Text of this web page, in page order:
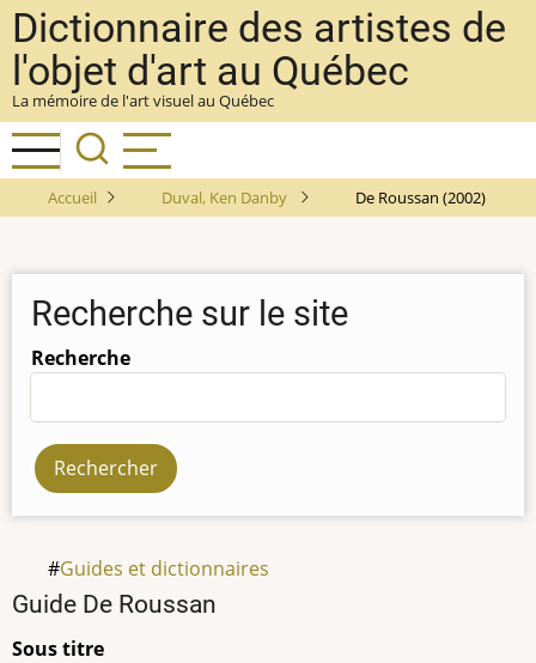
Aller
au
contenu
principal
Dictionnaire des artistes de
l'objet d'art au Québec
La mémoire de l'art visuel au Québec
Accueil Duval, Ken Danby De Roussan (2002)
Recherche sur le site
Recherche
Guides et dictionnaires
Titre
Guide De Roussan
Sous titre